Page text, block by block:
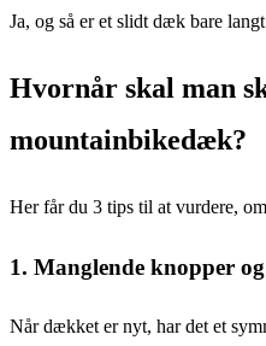
Ja, og så er et slidt dæk bare
Hvornår skal man
mountainbikedæk?
Her får du 3 tips til at vurdere,
1. Manglende knopper
Når dækket er nyt, har det et